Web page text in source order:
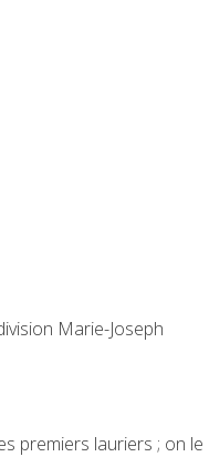
Marie-Joseph
premiers lauriers ; on le